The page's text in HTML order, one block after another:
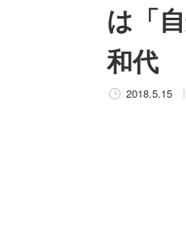
は「
和代
2018.5.15